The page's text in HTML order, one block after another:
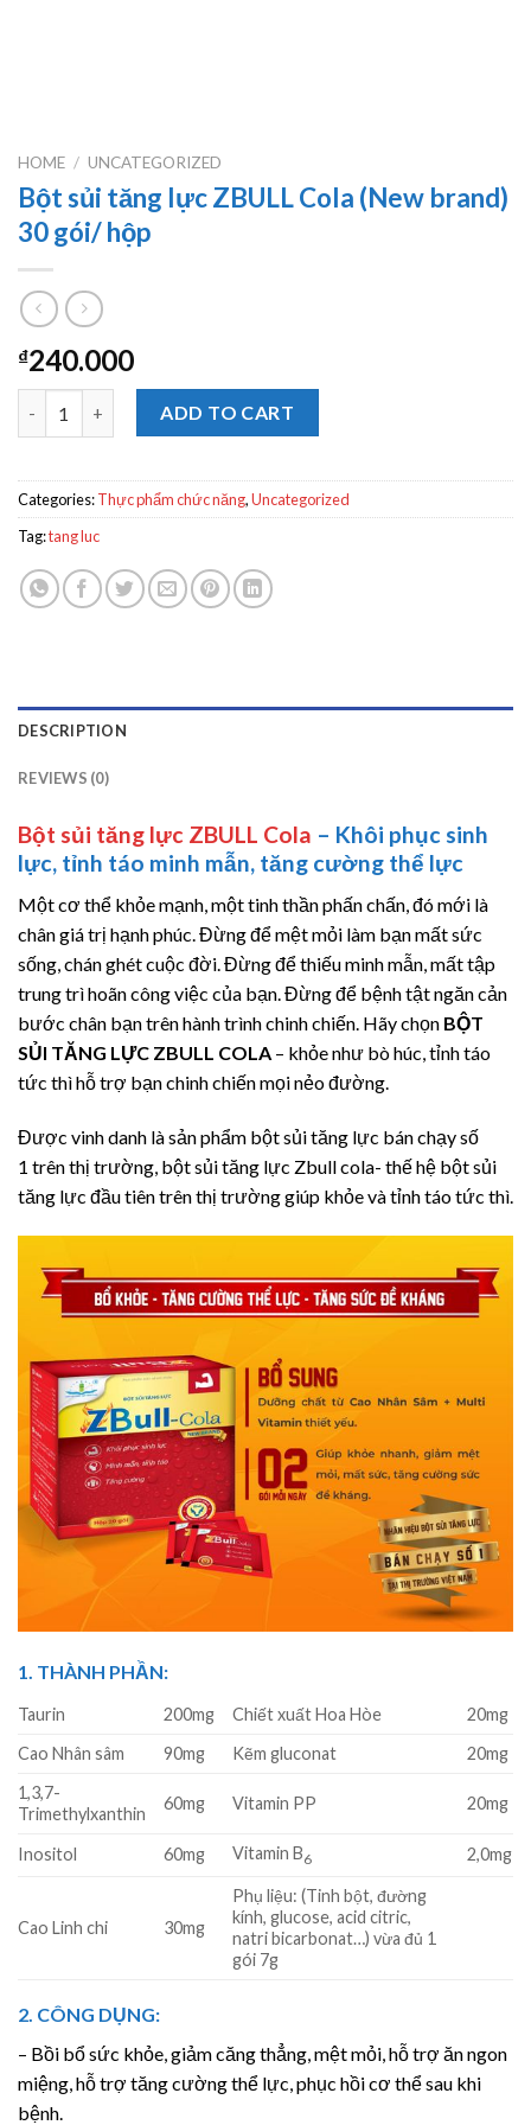
HOME / UNCATEGORIZED
Bột sủi tăng lực ZBULL Cola (New brand)
30 gói/ hộp
₫240.000
Bột sủi tăng lực ZBULL Cola (New brand) 30 gói/ hộp quantity
ADD TO CART
Categories:Thực phẩm chức năng,Uncategorized
Tag:tang luc
DESCRIPTION
REVIEWS (0)
Bột sủi tăng lực ZBULL Cola – Khôi phục sinh
lực, tỉnh táo minh mẫn, tăng cường thể lực
Một cơ thể khỏe mạnh, một tinh thần phấn chấn, đó mới là
chân giá trị hạnh phúc. Đừng để mệt mỏi làm bạn mất sức
sống, chán ghét cuộc đời. Đừng để thiếu minh mẫn, mất tập
trung trì hoãn công việc của bạn. Đừng để bệnh tật ngăn cản
bước chân bạn trên hành trình chinh chiến. Hãy chọn BỘT
SỦI TĂNG LỰC ZBULL COLA – khỏe như bò húc, tỉnh táo
tức thì hỗ trợ bạn chinh chiến mọi nẻo đường.
Được vinh danh là sản phẩm bột sủi tăng lực bán chạy số
1 trên thị trường, bột sủi tăng lực Zbull cola- thế hệ bột sủi
tăng lực đầu tiên trên thị trường giúp khỏe và tỉnh táo tức thì.
1. THÀNH PHẦN:
Taurin 200mg Chiết xuất Hoa Hòe
20mg
Cao Nhân sâm
90mg Kẽm gluconat
20mg
1,3,7-
Trimethylxanthin
60mg Vitamin PP 20mg
Inositol 60mg Vitamin B6 2,0mg
Cao Linh chi 30mg
Phụ liệu: (Tinh bột, đường
kính, glucose, acid citric,
natri bicarbonat…) vừa đủ 1
gói 7g
2. CÔNG DỤNG:
– Bồi bổ sức khỏe, giảm căng thẳng, mệt mỏi, hỗ trợ ăn ngon
miệng, hỗ trợ tăng cường thể lực, phục hồi cơ thể sau khi
bệnh.